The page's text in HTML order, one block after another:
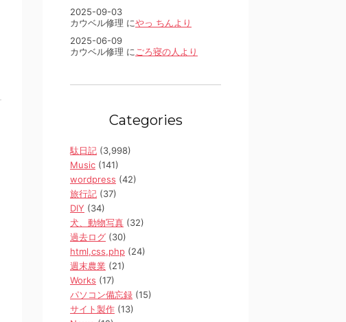
2025-09-03
カウベル修理 にやっ ちんより
2025-06-09
カウベル修理 に ごろ寝の人より
Categories
駄日記 (3,998)
Music (141)
wordpress (42)
旅行記 (37)
DIY (34)
犬、動物写真 (32)
過去ログ (30)
html,css,php (24)
週末農業 (21)
Works (17)
パソコン備忘録 (15)
サイト製作 (13)